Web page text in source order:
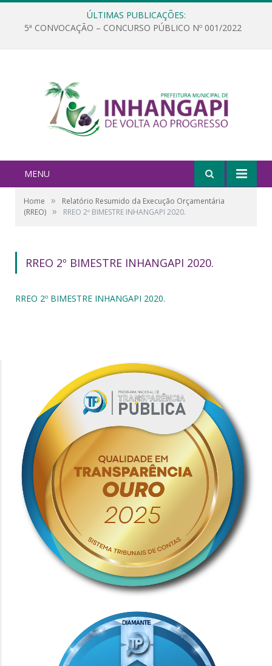
ÚLTIMAS PUBLICAÇÕES:
5ª CONVOCAÇÃO – CONCURSO PÚBLICO Nº 001/2022
MENU
Home »
Relatório Resumido da Execução Orçamentária
(RREO) » RREO 2º BIMESTRE INHANGAPI 2020.
RREO 2º BIMESTRE INHANGAPI 2020.
RREO 2º BIMESTRE INHANGAPI 2020.